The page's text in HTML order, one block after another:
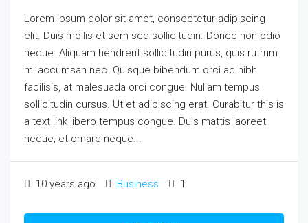
Lorem ipsum dolor sit amet, consectetur adipiscing
elit. Duis mollis et sem sed sollicitudin. Donec non odio
neque. Aliquam hendrerit sollicitudin purus, quis rutrum
mi accumsan nec. Quisque bibendum orci ac nibh
facilisis, at malesuada orci congue. Nullam tempus
sollicitudin cursus. Ut et adipiscing erat. Curabitur this is
a text link libero tempus congue. Duis mattis laoreet
neque, et ornare neque...
10 years ago Business 1